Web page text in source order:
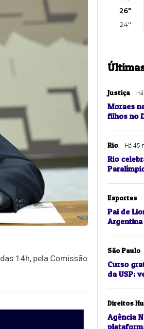
14h, pela Comissão
26°
24°
Justiça
Moraes
filhos no
Rio Há 45
Rio
Esportes
Pai de
Argentina
São Paulo
Curso
da USP;
Direitos
Agência